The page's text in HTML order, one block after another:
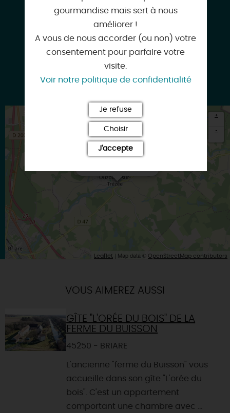
mairie-accueil@ouzouer-trezee.fr
Itinéraire vers
+
-
Leaflet | Map data © OpenStreetMap contributors
VOUS AIMEREZ AUSSI
GÎTE "L'ORÉE DU BOIS" DE LA
FERME DU BUISSON
45250 - BRIARE
L'ancienne "ferme du Buisson" vous
accueille dans son gîte "L'orée du
bois". C'est un appartement
comportant une chambre avec ...
gourmandise mais sert à nous
améliorer !
A vous de nous accorder (ou non) votre
consentement pour parfaire votre
visite.
Voir notre politique de confidentialité
Je refuse
Choisir
J'accepte